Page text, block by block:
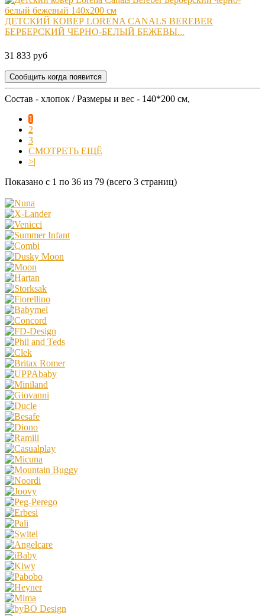
ДЕТСКИЙ КОВЕР LORENA CANALS BEREBER
БЕРБЕРСКИЙ ЧЕРНО-БЕЛЫЙ БЕЖЕВЫ...
31 833 руб
Сообщить когда появится
Состав - хлопок / Размеры и вес - 140*200 см,
1
2
3
СМОТРЕТЬ ЕЩЁ
>|
Показано с 1 по 36 из 79 (всего 3 страниц)